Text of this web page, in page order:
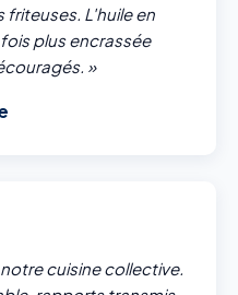
friteuses. L'huile en
plus encrassée
»
cuisine collective.